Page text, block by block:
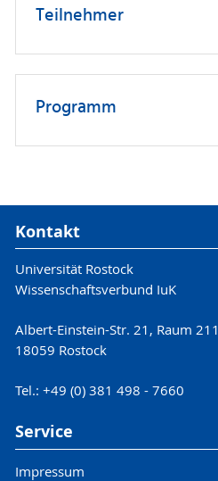
Teilnehmer
Programm
Kontakt
Universität Rostock
Wissenschaftsverbund IuK
Albert-Einstein-Str. 21, Raum 211
18059 Rostock
Tel.: +49 (0) 381 498 - 7660
Service
Impressum